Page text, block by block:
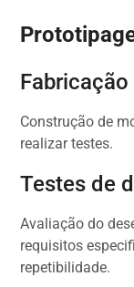
Construção de
realizar testes.
Testes de
Avaliação do
requisitos
repetibilidade.